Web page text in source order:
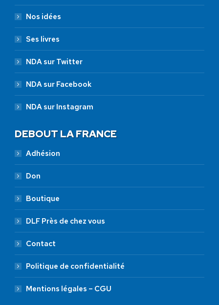
Nos idées
Ses livres
NDA sur Twitter
NDA sur Facebook
NDA sur Instagram
DEBOUT LA FRANCE
Adhésion
Don
Boutique
DLF Près de chez vous
Contact
Politique de confidentialité
Mentions légales – CGU